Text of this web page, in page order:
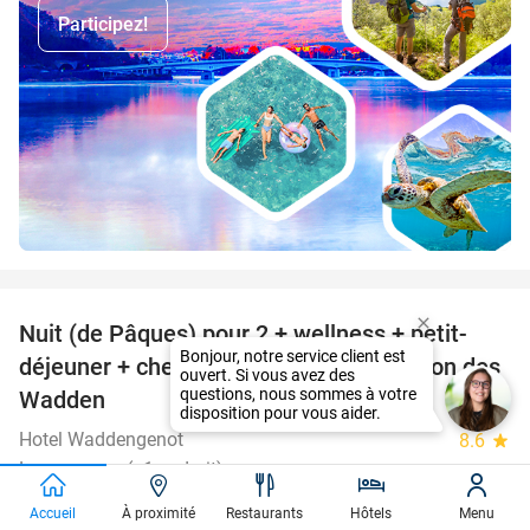
Participez!
66%
Nuit (de Pâques) pour 2 + wellness + petit-
déjeuner + check-out tardif dans la région des
Wadden
Hotel Waddengenot 8.6star
Lauwersoog (+1 endroit)
Vendu : 2.071
Régulier 218€
Accueil À proximité Restaurants Hôtels Menu